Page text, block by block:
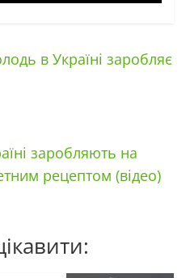
в Україні заробляє
заробляють на
рецептом (відео)